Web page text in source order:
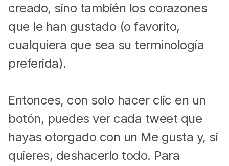
creado, sino también los corazones
que le han gustado (o favorito,
cualquiera que sea su terminología
preferida).
Entonces, con solo hacer clic en un
botón, puedes ver cada tweet que
hayas otorgado con un Me gusta y, si
quieres, deshacerlo todo. Para